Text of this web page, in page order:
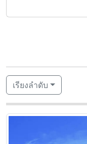
เรียงลำดับ